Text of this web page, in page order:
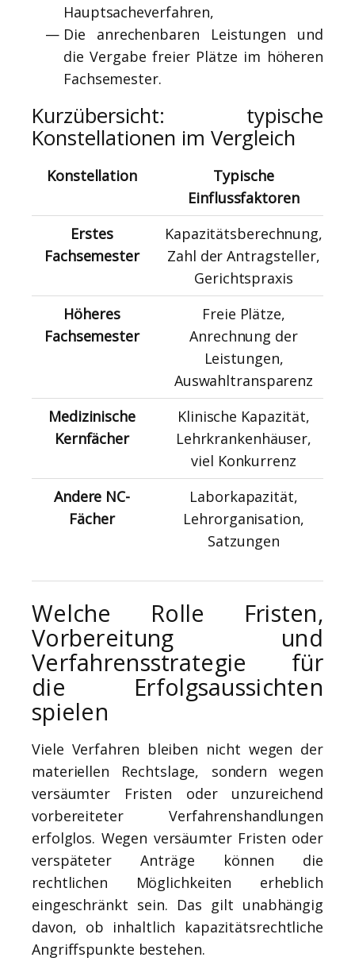
Hauptsacheverfahren,
Die anrechenbaren Leistungen und
die Vergabe freier Plätze im höheren
Fachsemester.
Kurzübersicht: typische
Konstellationen im Vergleich
Konstellation
Typische
Einflussfaktoren
Erstes
Fachsemester
Kapazitätsberechnung,
Zahl der Antragsteller,
Gerichtspraxis
Höheres
Fachsemester
Freie Plätze,
Anrechnung der
Leistungen,
Auswahltransparenz
Medizinische
Kernfächer
Klinische Kapazität,
Lehrkrankenhäuser,
viel Konkurrenz
Andere NC-
Fächer
Laborkapazität,
Lehrorganisation,
Satzungen
Welche Rolle Fristen,
Vorbereitung und
Verfahrensstrategie für
die Erfolgsaussichten
spielen
Viele Verfahren bleiben nicht wegen der
materiellen Rechtslage, sondern wegen
versäumter Fristen oder unzureichend
vorbereiteter Verfahrenshandlungen
erfolglos. Wegen versäumter Fristen oder
verspäteter Anträge können die
rechtlichen Möglichkeiten erheblich
eingeschränkt sein. Das gilt unabhängig
davon, ob inhaltlich kapazitätsrechtliche
Angriffspunkte bestehen.